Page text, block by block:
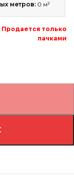
метров: 0 м²
Продается только
пачками